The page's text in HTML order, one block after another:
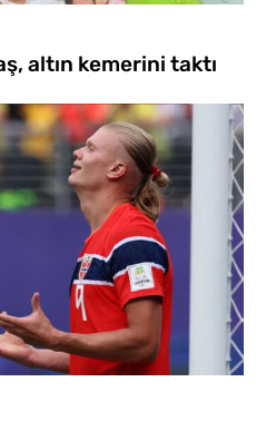
altın kemerini taktı